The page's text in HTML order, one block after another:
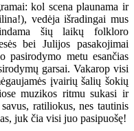
kol scena plaunama ir
vedėja išradingai mus
šių laikų folkloro
bei Julijos pasakojimai
pasirodymo metu esančias
garsai. Vakarop visi
įvairių šalių šokių
muzikos ritmu sukasi ir
ratiliokus, nes tautinis
juk čia visi juo pasipuošę!